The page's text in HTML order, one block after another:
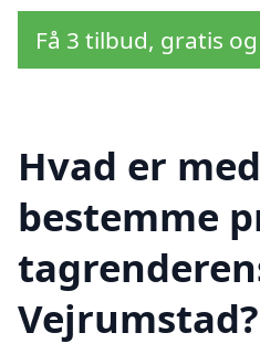
Få 3 tilbud, gratis
Hvad er
bestemme
Vejrumstad?